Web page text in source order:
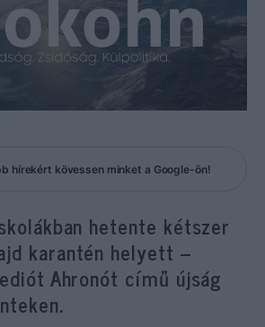
hírekért kövessen minket a Google-ön!
hetente kétszer
karantén helyett –
Ahronót című újság